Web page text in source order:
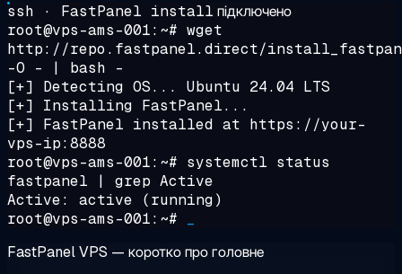
ssh · FastPanel install підключено
root@vps-ams-001:~# wget
http://repo.fastpanel.direct/
-O - | bash -
[+] Detecting OS... Ubuntu 24.04 LTS
[+] Installing FastPanel...
[+] FastPanel installed at https://your-
vps-ip:8888
root@vps-ams-001:~# systemctl status
fastpanel | grep Active
Active: active (running)
root@vps-ams-001:~#
FastPanel VPS — коротко про головне